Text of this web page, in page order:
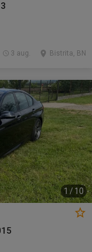
Bistrita, BN
3 aug.
1 / 10